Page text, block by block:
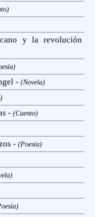
y la revolución
-(Novela)
-(Cuento)
-(Poesía)